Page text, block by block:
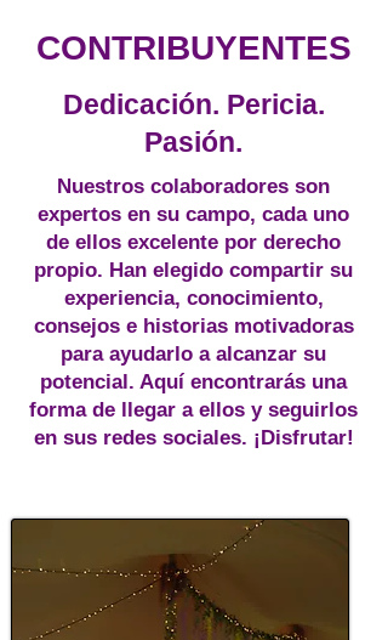
CONTRIBUYENTES
Dedicación. Pericia.
Pasión.
Nuestros colaboradores son
expertos en su campo, cada uno
de ellos excelente por derecho
propio. Han elegido compartir su
experiencia, conocimiento,
consejos e historias motivadoras
para ayudarlo a alcanzar su
potencial. Aquí encontrarás una
forma de llegar a ellos y seguirlos
en sus redes sociales. ¡Disfrutar!